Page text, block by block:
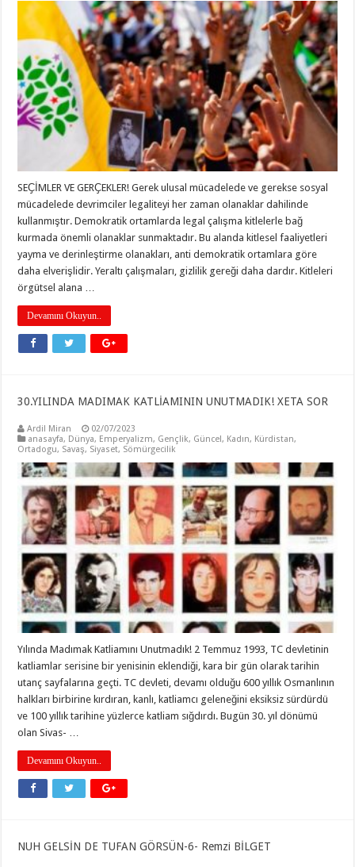
SEҪİMLER VE GERҪEKLER! Gerek ulusal mücadelede ve gerekse sosyal
mücadelede devrimciler legaliteyi her zaman olanaklar dahilinde
kullanmıştır. Demokratik ortamlarda legal çalışma kitlelerle bağ
kurmada önemli olanaklar sunmaktadır. Bu alanda kitlesel faaliyetleri
yayma ve derinleştirme olanakları, anti demokratik ortamlara göre
daha elverişlidir. Yeraltı çalışmaları, gizlilik gereği daha dardır. Kitleleri
örgütsel alana …
Devamını Okuyun..
30.YILINDA MADIMAK KATLİAMININ UNUTMADIK! XETA SOR
Ardil Miran
02/07/2023
anasayfa, Dünya, Emperyalizm, Gençlik, Güncel, Kadın, Kürdistan,
Ortadogu, Savaş, Siyaset, Sömürgecilik
Yılında Madımak Katliamını Unutmadık! 2 Temmuz 1993, TC devletinin
katliamlar serisine bir yenisinin eklendiği, kara bir gün olarak tarihin
utanç sayfalarına geçti. TC devleti, devamı olduğu 600 yıllık Osmanlının
halkları birbirine kırdıran, kanlı, katliamcı geleneğini eksiksiz sürdürdü
ve 100 yıllık tarihine yüzlerce katliam sığdırdı. Bugün 30. yıl dönümü
olan Sivas- …
Devamını Okuyun..
NUH GELSİN DE TUFAN GÖRSÜN-6- Remzi BİLGET